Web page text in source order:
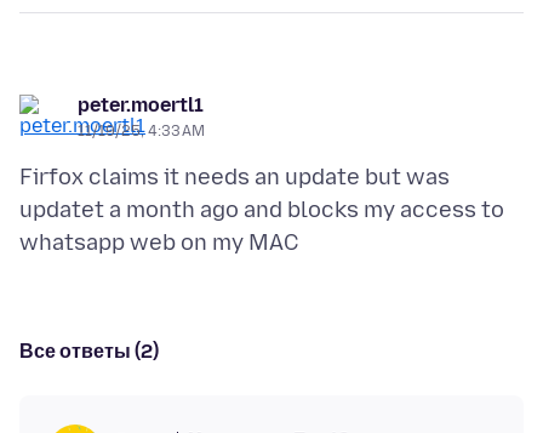
peter.moertl1
11/19/25, 4:33 AM
Firfox claims it needs an update but was
updatet a month ago and blocks my access to
Все ответы (2)